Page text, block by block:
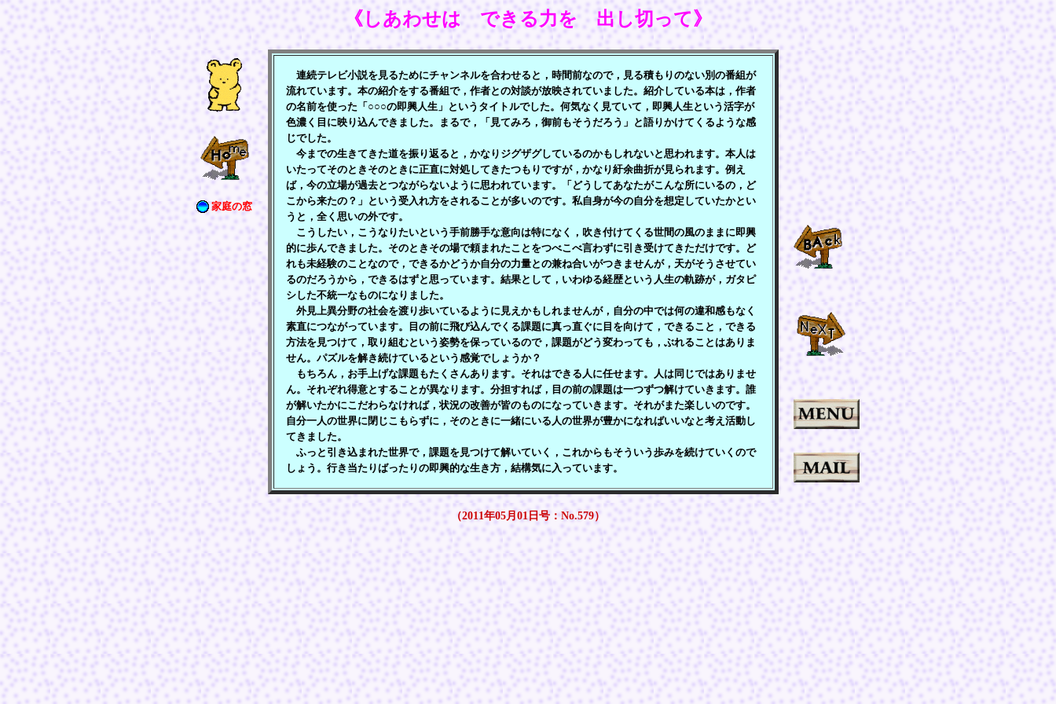
《しあわせは できる力を 出し切って》
家庭の窓
連続テレビ小説を見るためにチャンネルを合わせると，時間前なので，見る積もりのない別の番組が
流れています。本の紹介をする番組で，作者との対談が放映されていました。紹介している本は，作者
の名前を使った「○○○の即興人生」というタイトルでした。何気なく見ていて，即興人生という活字が
色濃く目に映り込んできました。まるで，「見てみろ，御前もそうだろう」と語りかけてくるような感
じでした。
今までの生きてきた道を振り返ると，かなりジグザグしているのかもしれないと思われます。本人は
いたってそのときそのときに正直に対処してきたつもりですが，かなり紆余曲折が見られます。例え
ば，今の立場が過去とつながらないように思われています。「どうしてあなたがこんな所にいるの，ど
こから来たの？」という受入れ方をされることが多いのです。私自身が今の自分を想定していたかとい
うと，全く思いの外です。
こうしたい，こうなりたいという手前勝手な意向は特になく，吹き付けてくる世間の風のままに即興
的に歩んできました。そのときその場で頼まれたことをつべこべ言わずに引き受けてきただけです。ど
れも未経験のことなので，できるかどうか自分の力量との兼ね合いがつきませんが，天がそうさせてい
るのだろうから，できるはずと思っています。結果として，いわゆる経歴という人生の軌跡が，ガタピ
シした不統一なものになりました。
外見上異分野の社会を渡り歩いているように見えかもしれませんが，自分の中では何の違和感もなく
素直につながっています。目の前に飛び込んでくる課題に真っ直ぐに目を向けて，できること，できる
方法を見つけて，取り組むという姿勢を保っているので，課題がどう変わっても，ぶれることはありま
せん。パズルを解き続けているという感覚でしょうか？
もちろん，お手上げな課題もたくさんあります。それはできる人に任せます。人は同じではありませ
ん。それぞれ得意とすることが異なります。分担すれば，目の前の課題は一つずつ解けていきます。誰
が解いたかにこだわらなければ，状況の改善が皆のものになっていきます。それがまた楽しいのです。
自分一人の世界に閉じこもらずに，そのときに一緒にいる人の世界が豊かになればいいなと考え活動し
てきました。
ふっと引き込まれた世界で，課題を見つけて解いていく，これからもそういう歩みを続けていくので
しょう。行き当たりばったりの即興的な生き方，結構気に入っています。
（2011年05月01日号：No.579）